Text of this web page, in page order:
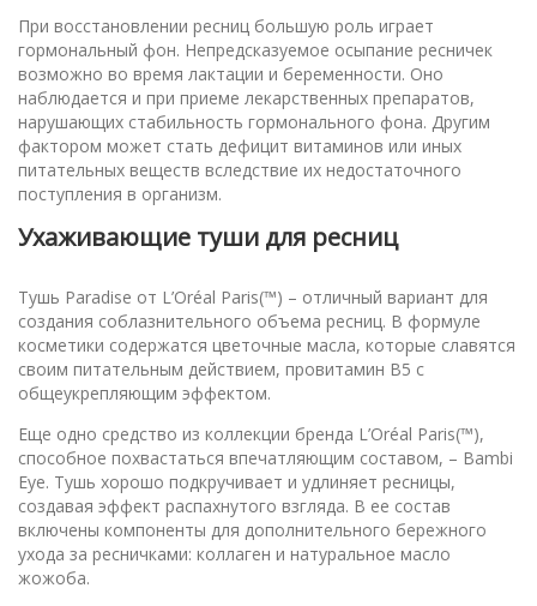
При восстановлении ресниц большую роль играет
гормональный фон. Непредсказуемое осыпание ресничек
возможно во время лактации и беременности. Оно
наблюдается и при приеме лекарственных препаратов,
нарушающих стабильность гормонального фона. Другим
фактором может стать дефицит витаминов или иных
питательных веществ вследствие их недостаточного
поступления в организм.
Ухаживающие туши для ресниц
Тушь Paradise от L’Oréal Paris(™) – отличный вариант для
создания соблазнительного объема ресниц. В формуле
косметики содержатся цветочные масла, которые славятся
своим питательным действием, провитамин В5 с
общеукрепляющим эффектом.
Еще одно средство из коллекции бренда L’Oréal Paris(™),
способное похвастаться впечатляющим составом, – Bambi
Eye. Тушь хорошо подкручивает и удлиняет ресницы,
создавая эффект распахнутого взгляда. В ее состав
включены компоненты для дополнительного бережного
ухода за ресничками: коллаген и натуральное масло
жожоба.